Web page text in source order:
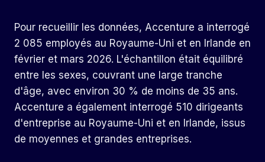
Pour recueillir les données, Accenture a interrogé
2 085 employés au Royaume-Uni et en Irlande en
février et mars 2026. L'échantillon était équilibré
entre les sexes, couvrant une large tranche
d'âge, avec environ 30 % de moins de 35 ans.
Accenture a également interrogé 510 dirigeants
d'entreprise au Royaume-Uni et en Irlande, issus
de moyennes et grandes entreprises.